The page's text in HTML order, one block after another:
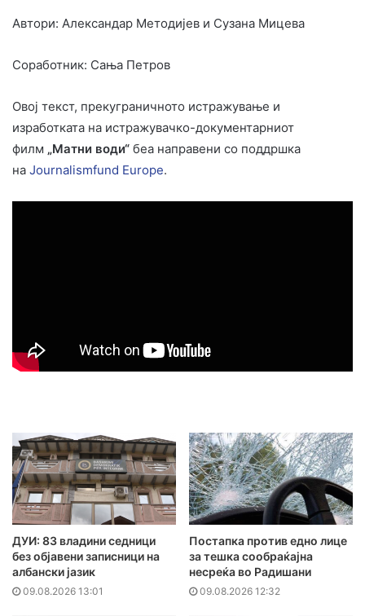
Автори: Александар Методијев и Сузана Мицева
Соработник: Сања Петров
Овој текст, прекуграничното истражување и
изработката на истражувачко-документарниот
филм „Матни води“ беа направени со поддршка
на Journalismfund Europe.
ДУИ: 83 владини седници
без објавени записници на
албански јазик
09.08.2026 13:01
Постапка против едно лице
за тешка сообраќајна
несреќа во Радишани
09.08.2026 12:32